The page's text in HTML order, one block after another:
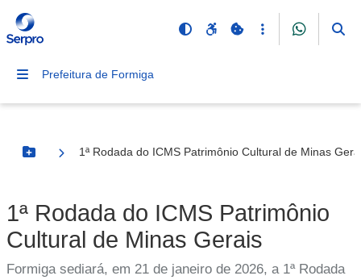
Prefeitura de Formiga
Botão Menu
1ª Rodada do ICMS Patrimônio Cultural de Minas
1ª Rodada do ICMS Patrimônio
Cultural de Minas Gerais
Formiga sediará, em 21 de janeiro de 2026, a 1ª Rodada